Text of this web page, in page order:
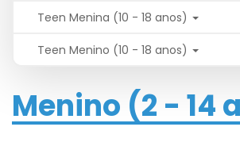
Teen Menina (10 - 18 anos)
Teen Menino (10 - 18 anos)
Menino (2 - 14